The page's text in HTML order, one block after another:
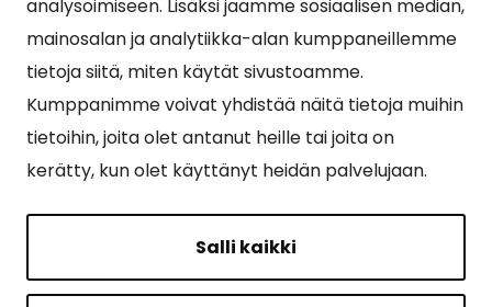
analysoimiseen. Lisäksi jaamme sosiaalisen median,
mainosalan ja analytiikka-alan kumppaneillemme
tietoja siitä, miten käytät sivustoamme.
Kumppanimme voivat yhdistää näitä tietoja muihin
tietoihin, joita olet antanut heille tai joita on
kerätty, kun olet käyttänyt heidän palvelujaan.
Salli kaikki
kuulutukset
Tietoa ja ohjeistusta koronavirukseen liittyen
Asiointipiste
Sähköinen asiointi
Yhteydenotto
Tilavaraus